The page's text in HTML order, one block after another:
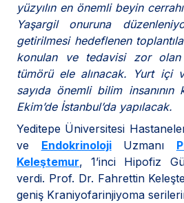
yüzyılın en önemli beyin
Yaşargil onuruna
getirilmesi hedeflenen
konulan ve tedavisi zor olan
tümörü ele alınacak. Yurt içi
sayıda önemli bilim insanının
Ekim’de İstanbul’da yapılacak.
Yeditepe Üniversitesi
ve EndokrinolojiUzmanı
Keleştemur, 1’inci Hipofiz
verdi. Prof. Dr. Fahrettin
geniş Kraniyofarinjiyoma